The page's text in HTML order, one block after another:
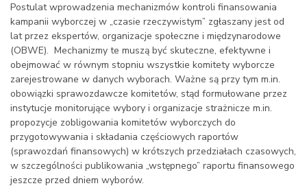
Postulat wprowadzenia mechanizmów kontroli finansowania
kampanii wyborczej w „czasie rzeczywistym” zgłaszany jest od
lat przez ekspertów, organizacje społeczne i międzynarodowe
(OBWE). Mechanizmy te muszą być skuteczne, efektywne i
obejmować w równym stopniu wszystkie komitety wyborcze
zarejestrowane w danych wyborach. Ważne są przy tym m.in.
obowiązki sprawozdawcze komitetów, stąd formułowane przez
instytucje monitorujące wybory i organizacje strażnicze m.in.
propozycje zobligowania komitetów wyborczych do
przygotowywania i składania częściowych raportów
(sprawozdań finansowych) w krótszych przedziałach czasowych,
w szczególności publikowania „wstępnego” raportu finansowego
jeszcze przed dniem wyborów.